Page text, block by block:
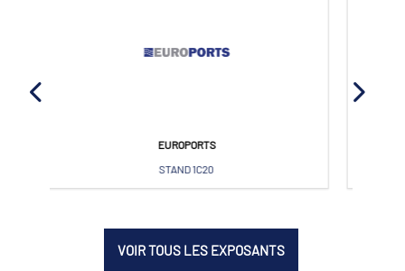
GEODIS
STAND 2F21
VOIR TOUS LES EXPOSANTS